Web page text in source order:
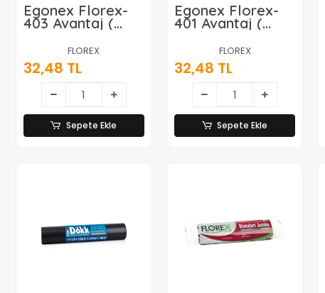
Egonex Florex-
403 Avantaj (
Lavanta Kokulu )
( Büzgülü ) ( Orta
) ( 10pcs )
55x60cm Çöp
Torba*25=k
FLOREX
32,48 TL
Sepete Ekle
Egonex Florex-
401 Avantaj (
Limon Kokulu ) (
Büzgülü ) ( Orta )
( 10pcs )
55x60cm Çöp
Torba*25=k
FLOREX
32,48 TL
Sepete Ekle